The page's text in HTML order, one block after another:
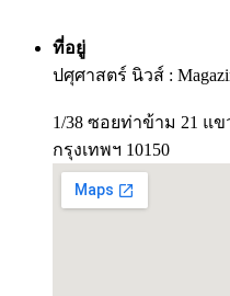
ที่อยู่
ปศุศาสตร์ นิวส์ :
1/38 ซอยท่าข้าม 21 แ
กรุงเทพฯ 10150